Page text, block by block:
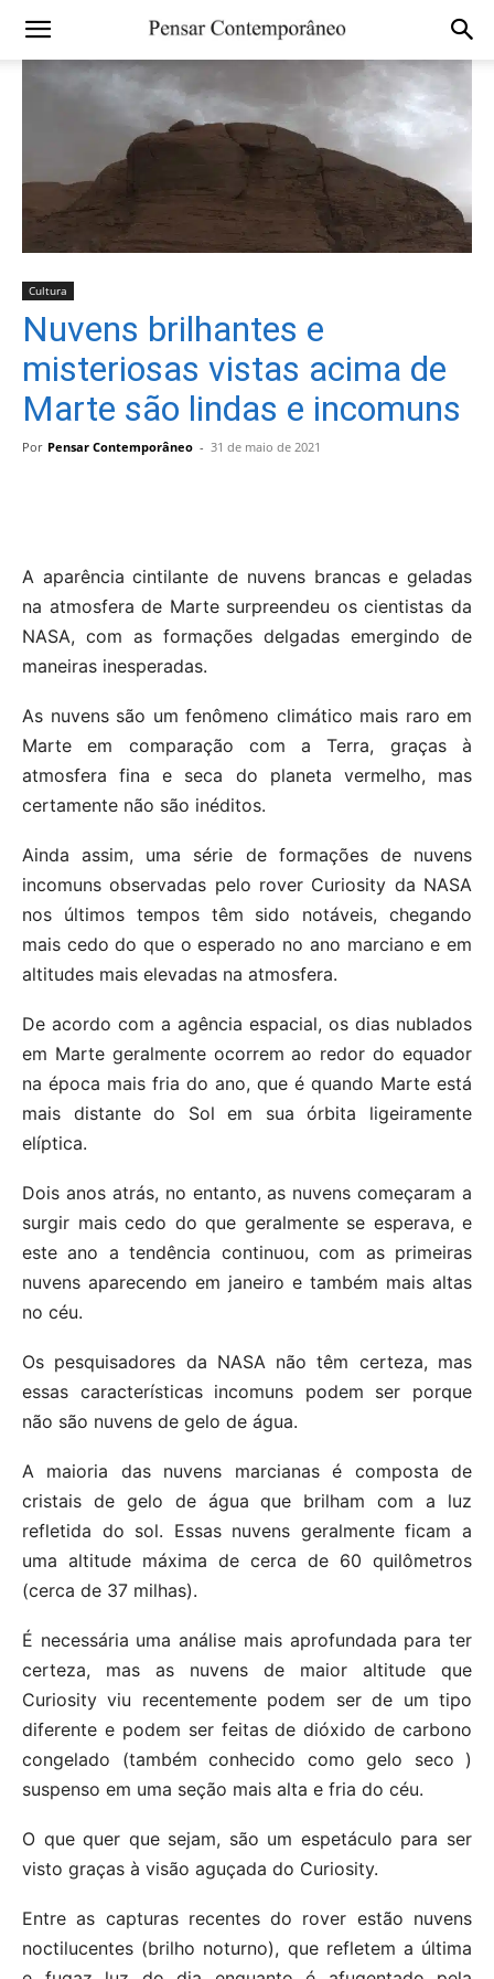
Cultura
Nuvens brilhantes e
misteriosas vistas acima de
Marte são lindas e incomuns
Por Pensar Contemporâneo - 31 de maio de 2021
A aparência cintilante de nuvens brancas e geladas
na atmosfera de Marte surpreendeu os cientistas da
NASA, com as formações delgadas emergindo de
maneiras inesperadas.
As nuvens são um fenômeno climático mais raro em
Marte em comparação com a Terra, graças à
atmosfera fina e seca do planeta vermelho, mas
certamente não são inéditos.
Ainda assim, uma série de formações de nuvens
incomuns observadas pelo rover Curiosity da NASA
nos últimos tempos têm sido notáveis, chegando
mais cedo do que o esperado no ano marciano e em
altitudes mais elevadas na atmosfera.
De acordo com a agência espacial, os dias nublados
em Marte geralmente ocorrem ao redor do equador
na época mais fria do ano, que é quando Marte está
mais distante do Sol em sua órbita ligeiramente
elíptica.
Dois anos atrás, no entanto, as nuvens começaram a
surgir mais cedo do que geralmente se esperava, e
este ano a tendência continuou, com as primeiras
nuvens aparecendo em janeiro e também mais altas
no céu.
Os pesquisadores da NASA não têm certeza, mas
essas características incomuns podem ser porque
não são nuvens de gelo de água.
A maioria das nuvens marcianas é composta de
cristais de gelo de água que brilham com a luz
refletida do sol. Essas nuvens geralmente ficam a
uma altitude máxima de cerca de 60 quilômetros
(cerca de 37 milhas).
É necessária uma análise mais aprofundada para ter
certeza, mas as nuvens de maior altitude que
Curiosity viu recentemente podem ser de um tipo
diferente e podem ser feitas de dióxido de carbono
congelado (também conhecido como gelo seco )
suspenso em uma seção mais alta e fria do céu.
O que quer que sejam, são um espetáculo para ser
visto graças à visão aguçada do Curiosity.
Entre as capturas recentes do rover estão nuvens
noctilucentes (brilho noturno), que refletem a última